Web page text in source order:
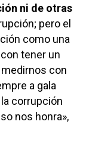
ni de otras
pero el
como una
tener un
con
a gala
corrupción
nos honra»,